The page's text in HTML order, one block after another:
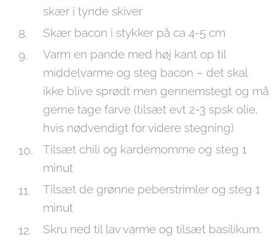
skær i tynde skiver
Skær bacon i stykker på ca 4-5 cm
Varm en pande med høj kant op til
middelvarme og steg bacon – det skal
ikke blive sprødt men gennemstegt og må
gerne tage farve (tilsæt evt 2-3 spsk olie,
hvis nødvendigt for videre stegning)
Tilsæt chili og kardemomme og steg 1
minut
Tilsæt de grønne peberstrimler og steg 1
minut
Skru ned til lav varme og tilsæt basilikum,